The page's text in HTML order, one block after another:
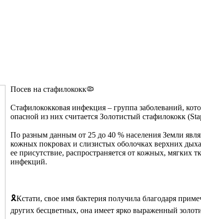
Посев на стафилококк🦠
Стафилококковая инфекция – группа заболеваний,
опасной из них считается Золотистый стафилококк
По разным данным от 25 до 40 % населения Земли
кожных покровах и слизистых оболочках верхних
ее присутствие, распространяется от кожных, мягких
инфекций.
🎗️Кстати, свое имя бактерия получила благодаря
других бесцветных, она имеет ярко выраженный